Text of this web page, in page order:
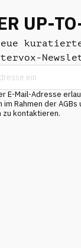
UP-
E-Mail-Adresse
Rahmen der AGBs
zu kontaktieren.